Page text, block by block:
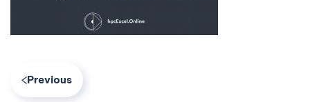
Previous